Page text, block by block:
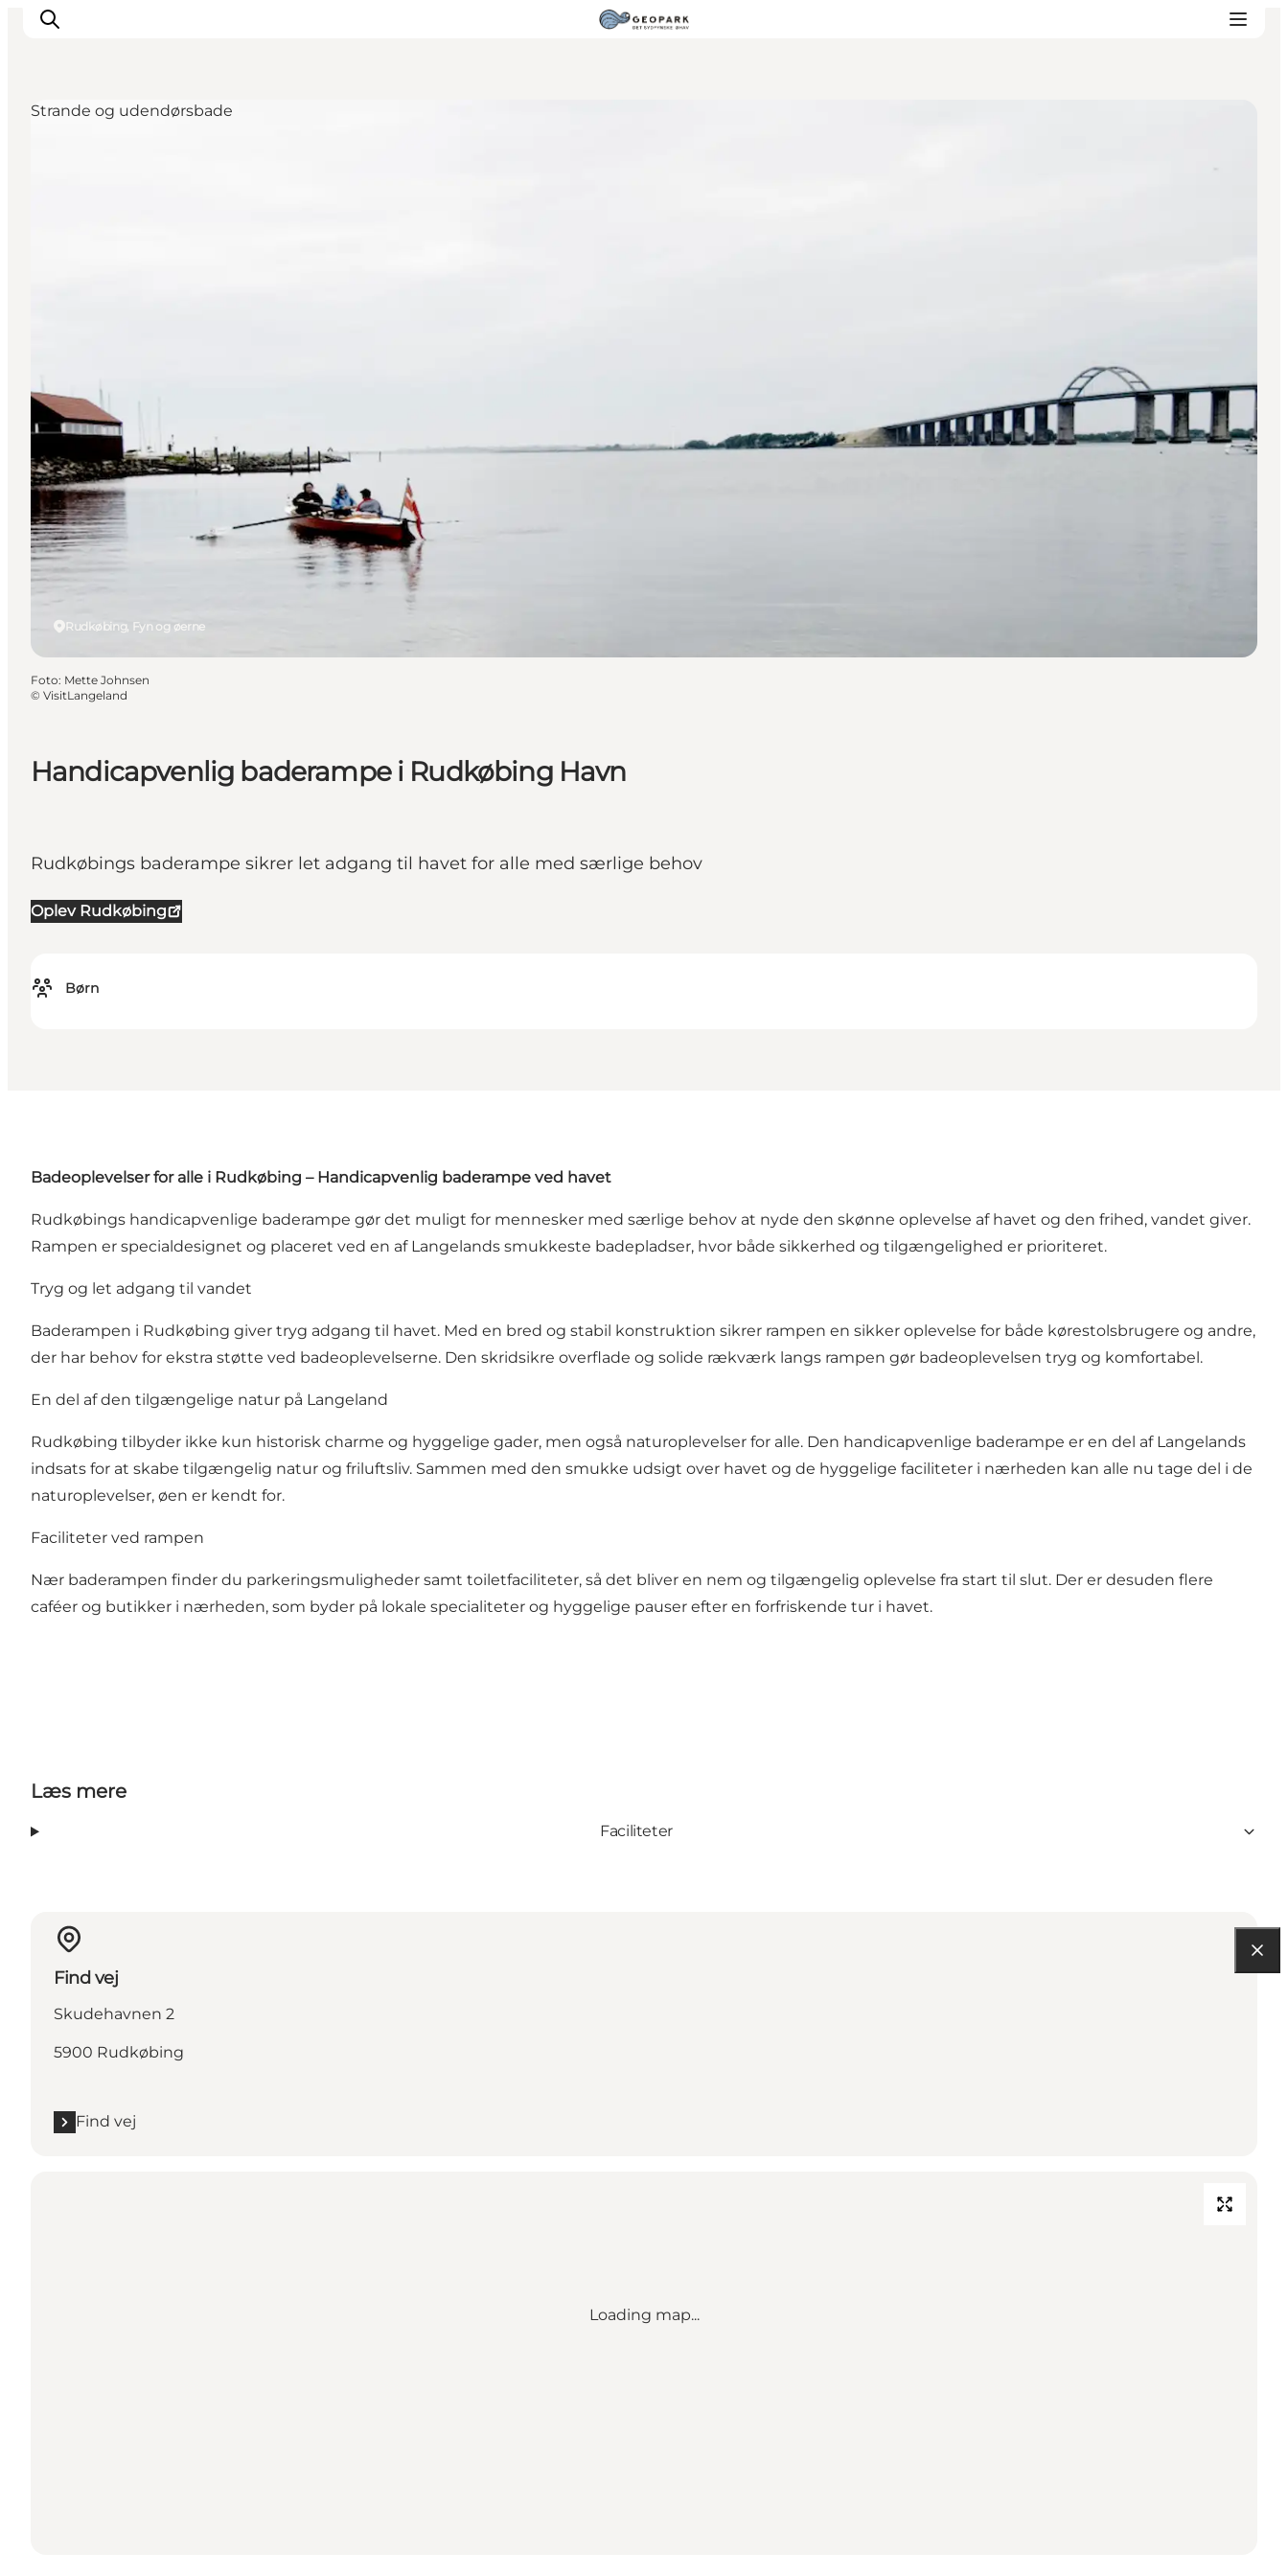
Handicapvenlig baderampe i Rudkøbing Havn
Rudkøbings baderampe sikrer let adgang til havet for alle med særlige behov
Oplev Rudkøbing
Børn
Rudkøbing, Fyn og øerne
Strande og udendørsbade
Foto: Mette Johnsen
© VisitLangeland
Badeoplevelser for alle i Rudkøbing – Handicapvenlig baderampe ved havet
Rudkøbings handicapvenlige baderampe gør det muligt for mennesker med særlige behov at nyde den skønne oplevelse af havet og den frihed, vandet giver.
Rampen er specialdesignet og placeret ved en af Langelands smukkeste badepladser, hvor både sikkerhed og tilgængelighed er prioriteret.
Tryg og let adgang til vandet
Baderampen i Rudkøbing giver tryg adgang til havet. Med en bred og stabil konstruktion sikrer rampen en sikker oplevelse for både kørestolsbrugere og andre,
der har behov for ekstra støtte ved badeoplevelserne. Den skridsikre overflade og solide rækværk langs rampen gør badeoplevelsen tryg og komfortabel.
En del af den tilgængelige natur på Langeland
Rudkøbing tilbyder ikke kun historisk charme og hyggelige gader, men også naturoplevelser for alle. Den handicapvenlige baderampe er en del af Langelands
indsats for at skabe tilgængelig natur og friluftsliv. Sammen med den smukke udsigt over havet og de hyggelige faciliteter i nærheden kan alle nu tage del i de
naturoplevelser, øen er kendt for.
Faciliteter ved rampen
Nær baderampen finder du parkeringsmuligheder samt toiletfaciliteter, så det bliver en nem og tilgængelig oplevelse fra start til slut. Der er desuden flere
caféer og butikker i nærheden, som byder på lokale specialiteter og hyggelige pauser efter en forfriskende tur i havet.
Læs mere
Faciliteter
Find vej
Skudehavnen 2
5900 Rudkøbing
Find vej
Loading map...